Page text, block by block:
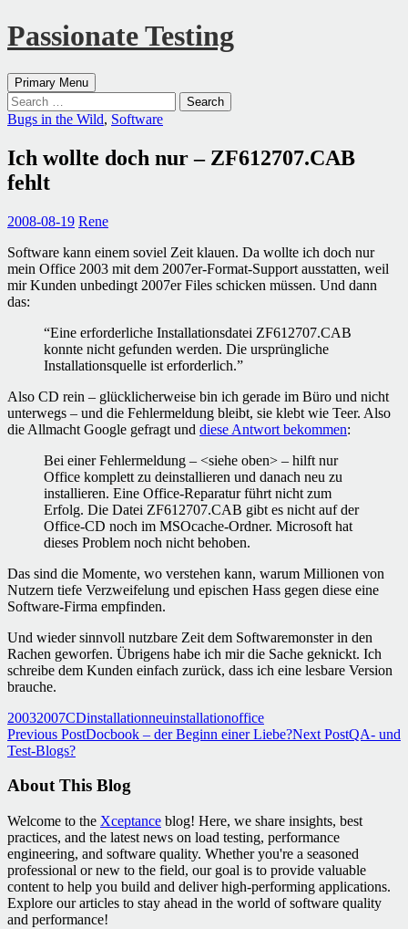
Passionate Testing
Search
Primary Menu Skip
to
content
Search
for:
Bugs in the Wild, Software
Ich wollte doch nur – ZF612707.CAB
fehlt
2008-08-19 Rene
Software kann einem soviel Zeit klauen. Da wollte ich doch nur
mein Office 2003 mit dem 2007er-Format-Support ausstatten, weil
mir Kunden unbedingt 2007er Files schicken müssen. Und dann
das:
“Eine erforderliche Installationsdatei ZF612707.CAB
konnte nicht gefunden werden. Die ursprüngliche
Installationsquelle ist erforderlich.”
Also CD rein – glücklicherweise bin ich gerade im Büro und nicht
unterwegs – und die Fehlermeldung bleibt, sie klebt wie Teer. Also
die Allmacht Google gefragt und diese Antwort bekommen:
Bei einer Fehlermeldung – <siehe oben> – hilft nur
Office komplett zu deinstallieren und danach neu zu
installieren. Eine Office-Reparatur führt nicht zum
Erfolg. Die Datei ZF612707.CAB gibt es nicht auf der
Office-CD noch im MSOcache-Ordner. Microsoft hat
dieses Problem noch nicht behoben.
Das sind die Momente, wo verstehen kann, warum Millionen von
Nutzern tiefe Verzweifelung und epischen Hass gegen diese eine
Software-Firma empfinden.
Und wieder sinnvoll nutzbare Zeit dem Softwaremonster in den
Rachen geworfen. Übrigens habe ich mir die Sache geknickt. Ich
schreibe dem Kunden einfach zurück, dass ich eine lesbare Version
brauche.
20032007CDinstallationneuinstallationoffice
Post
navigation
Previous PostDocbook – der Beginn einer Liebe?Next PostQA- und
Test-Blogs?
About This Blog
Welcome to the Xceptance blog! Here, we share insights, best
practices, and the latest news on load testing, performance
engineering, and software quality. Whether you're a seasoned
professional or new to the field, our goal is to provide valuable
content to help you build and deliver high-performing applications.
Explore our articles to stay ahead in the world of software quality
and performance!